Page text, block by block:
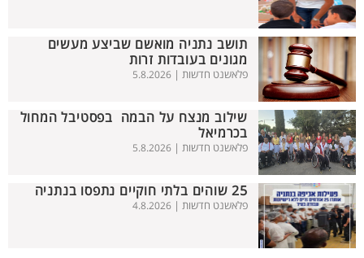
תושב נתניה מואשם שביצע מעשים
מגונים בעובדות זרות
פלאשנט חדשות | 5.8.2026
שילוב מנצח על הבמה בפסטיבל המחול
בכרמיאל
פלאשנט חדשות | 5.8.2026
25 שוהים בלתי חוקיים נתפסו בנתניה
פלאשנט חדשות | 4.8.2026